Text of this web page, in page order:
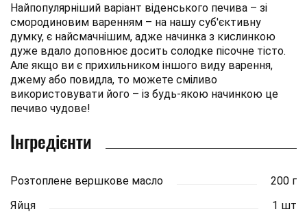
Найпопулярніший варіант віденського печива – зі
смородиновим варенням – на нашу суб'єктивну
думку, є найсмачнішим, адже начинка з кислинкою
дуже вдало доповнює досить солодке пісочне тісто.
Але якщо ви є прихильником іншого виду варення,
джему або повидла, то можете сміливо
використовувати його – із будь-якою начинкою це
печиво чудове!
Інгредієнти
Розтоплене вершкове масло
200 г
Яйця
1 шт